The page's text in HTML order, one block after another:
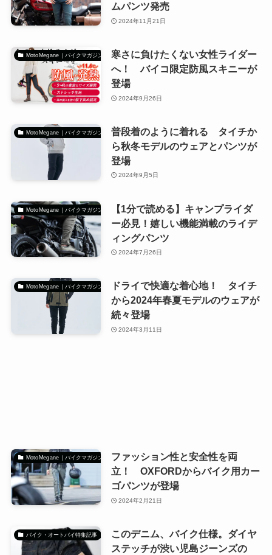
ムパンツ発売
2024年11月21日
MotoMegane｜バイクマガジン
寒さに負けたくない女性ライダー
へ！ バイコ限定防風スキニーが
登場
2024年9月26日
MotoMegane｜バイクマガジン
普段着のように着れる タイチか
ら秋冬モデルのウェアとパンツが
登場
2024年9月5日
MotoMegane｜バイクマガジン
【1分で読める】キャンプライダ
ー必見！嬉しい機能満載のライデ
ィングパンツ
2024年7月26日
MotoMegane｜バイクマガジン
ドライで快適な着心地！ タイチ
から2024年春夏モデルのウェアが
続々登場
2024年3月11日
MotoMegane｜バイクマガジン
ファッション性と安全性を両
立！ OXFORDからバイク用カー
ゴパンツが登場
2024年2月21日
バイク・オートバイ特集記事
このデニム、バイク仕様。ダイヤ
ステッチが渋い児島ジーンズの